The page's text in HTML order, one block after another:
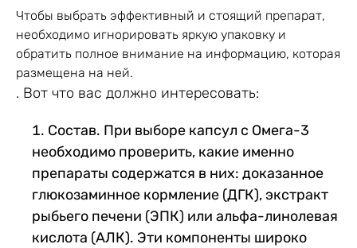
Чтобы выбрать эффективный и стоящий препарат,
необходимо игнорировать яркую упаковку и
обратить полное внимание на информацию, которая
размещена на ней.
. Вот что вас должно интересовать:
Состав. При выборе капсул с Омега-3
необходимо проверить, какие именно
препараты содержатся в них: доказанное
глюкозаминное кормление (ДГК), экстракт
рыбьего печени (ЭПК) или альфа-линолевая
кислота (АЛК). Эти компоненты широко